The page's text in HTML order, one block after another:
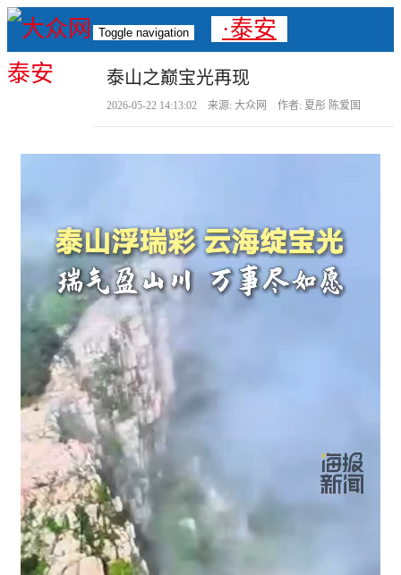
Toggle navigation ·泰安
泰山之巅宝光再现
2026-05-22 14:13:02 来源: 大众网 作者: 夏彤 陈爱国